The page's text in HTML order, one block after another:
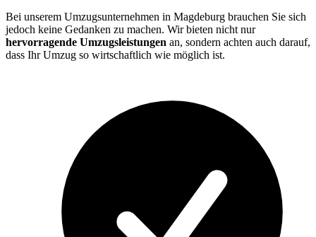
Bei unserem Umzugsunternehmen in Magdeburg brauchen Sie sich
jedoch keine Gedanken zu machen. Wir bieten nicht nur
hervorragende Umzugsleistungen an, sondern achten auch darauf,
dass Ihr Umzug so wirtschaftlich wie möglich ist.